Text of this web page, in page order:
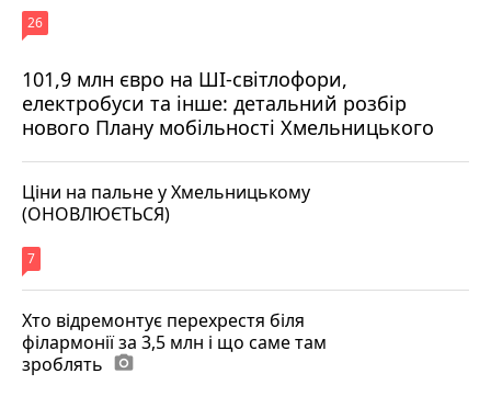
101,9 млн євро на ШІ-світлофори,
електробуси та інше: детальний розбір
нового Плану мобільності Хмельницького
26
Ціни на пальне у Хмельницькому
(ОНОВЛЮЄТЬСЯ)
7
Хто відремонтує перехрестя біля
філармонії за 3,5 млн і що саме там
зроблять photo_camera